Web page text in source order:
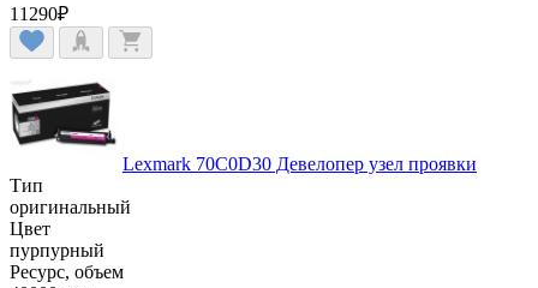
11290₽
Lexmark 70C0D30 Девелопер узел проявки
Тип
оригинальный
Цвет
пурпурный
Ресурс, объем